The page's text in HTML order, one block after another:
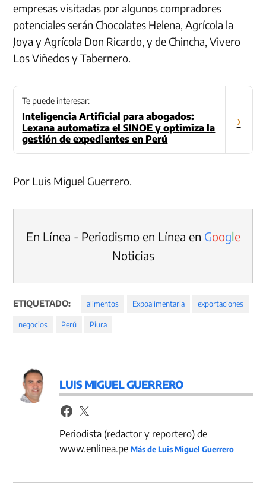
empresas visitadas por algunos compradores
potenciales serán Chocolates Helena, Agrícola la
Joya y Agrícola Don Ricardo, y de Chincha, Vivero
Los Viñedos y Tabernero.
Te puede interesar:
Inteligencia Artificial para abogados:
Lexana automatiza el SINOE y optimiza la
gestión de expedientes en Perú
›
Por Luis Miguel Guerrero.
En Línea - Periodismo en Línea en Google
Noticias
ETIQUETADO: alimentos Expoalimentaria exportaciones
negocios Perú Piura
LUIS MIGUEL GUERRERO
Periodista (redactor y reportero) de
www.enlinea.peMás de Luis Miguel Guerrero